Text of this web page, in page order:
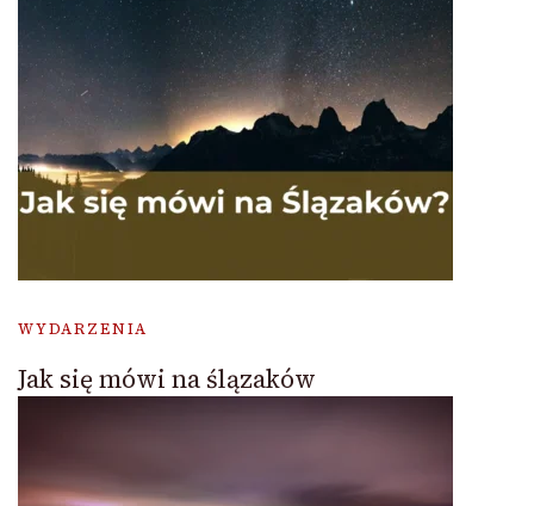
WYDARZENIA
Jak się mówi na ślązaków